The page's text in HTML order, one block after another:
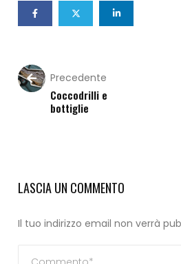
Precedente
Coccodrilli e
bottiglie
LASCIA UN COMMENTO
Il tuo indirizzo email non verrà